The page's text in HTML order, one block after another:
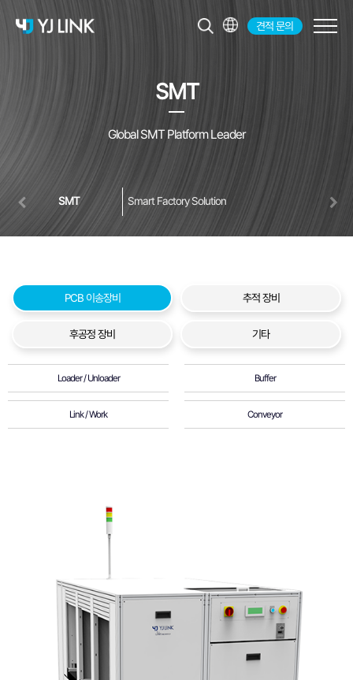
견적 문의
SMT
Global SMT Platform Leader
SMT Smart Factory Solution
PCB 이송장비 추적 장비
후공정 장비 기타
Loader / Unloader Buffer
Link / Work Conveyor